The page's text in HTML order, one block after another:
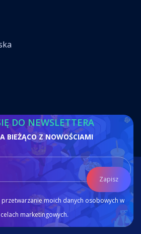
DO NEWSLETTERA
BIEŻĄCO Z NOWOŚCIAMI
Zapisz
celach marketingowych.